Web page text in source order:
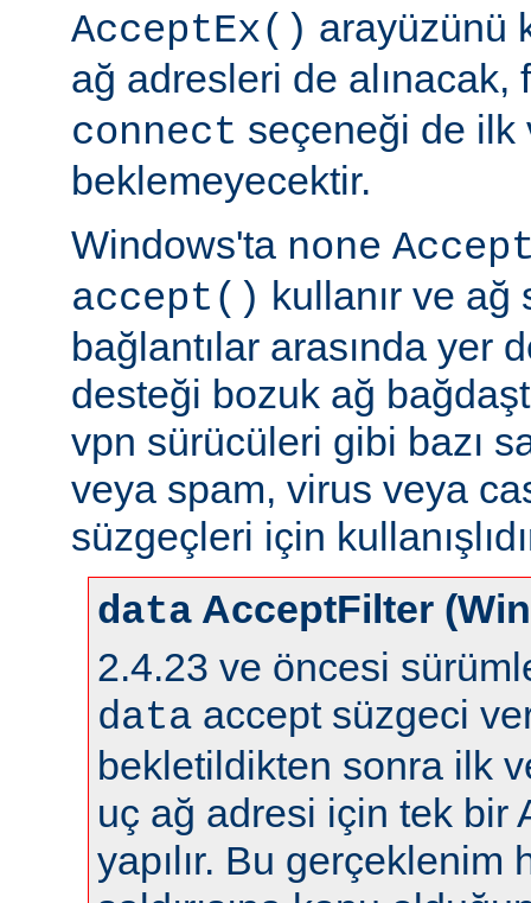
AcceptEx() arayüzünü
ağ adresleri de alınacak,
connect seçeneği de ilk
beklemeyecektir.
Windows'ta none
accept() kullanır ve ağ
bağlantılar arasında yer
desteği bozuk ağ
vpn sürücüleri gibi bazı
veya spam, virus veya
süzgeçleri için
data AcceptFilter
2.4.23 ve öncesi
data accept süzgeci
bekletildikten sonra ilk
uç ağ adresi için tek bir
yapılır. Bu gerçeklenim